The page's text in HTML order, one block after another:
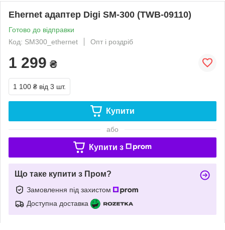
Ehernet адаптер Digi SM-300 (TWB-09110)
Готово до відправки
Код: SM300_ethernet
Опт і роздріб
1 299 ₴
1 100 ₴ від 3 шт.
Купити
або
Купити з
Що таке купити з Пром?
Замовлення під захистом
Доступна доставка